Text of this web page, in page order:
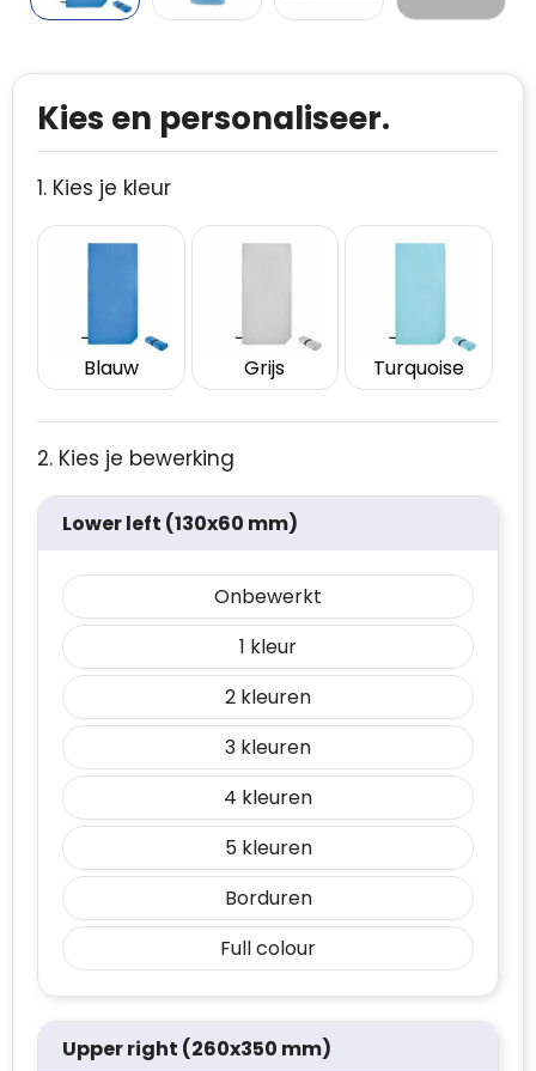
Kies en personaliseer.
1. Kies je kleur
Blauw Grijs Turquoise
2. Kies je bewerking
Lower left (130x60 mm)
Onbewerkt
1
2
3
4
5
Borduren
Full colour
Upper right (260x350 mm)